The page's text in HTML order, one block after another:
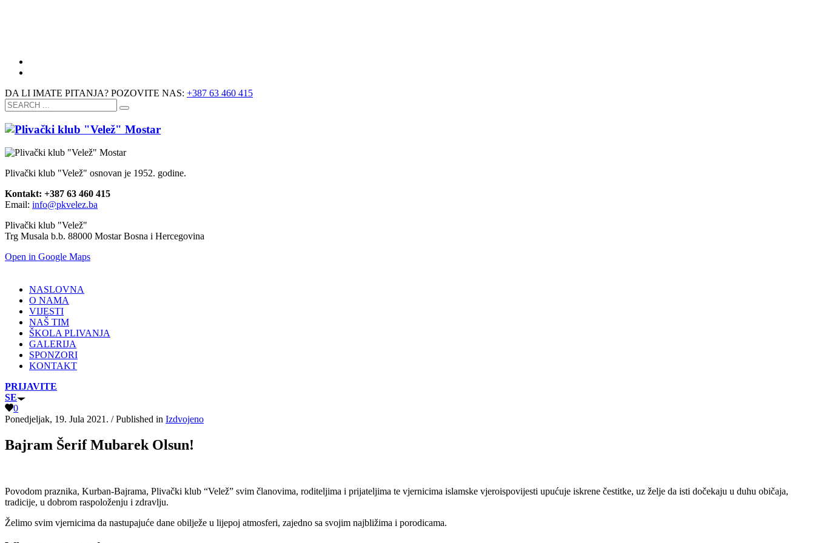
DA LI IMATE PITANJA? POZOVITE NAS: +387 63 460 415
Plivački klub "Velež" osnovan je 1952. godine.
Kontakt: +387 63 460 415
Email: info@pkvelez.ba
Plivački klub "Velež"
Trg Musala b.b. 88000 Mostar Bosna i Hercegovina
Open in Google Maps
NASLOVNA
O NAMA
VIJESTI
NAŠ TIM
ŠKOLA PLIVANJA
GALERIJA
SPONZORI
KONTAKT
PRIJAVITE
SE
0
Ponedjeljak, 19. Jula 2021. /Published in Izdvojeno
Bajram Šerif Mubarek Olsun!
Povodom praznika, Kurban-Bajrama, Plivački klub “Velež” svim članovima, roditeljima i prijateljima te vjernicima islamske vjeroispovijesti upućuje iskrene čestitke, uz želje da isti dočekaju u duhu običaja,
tradicije, u dobrom raspoloženju i zdravlju.
Želimo svim vjernicima da nastupajuće dane obilježe u lijepoj atmosferi, zajedno sa svojim najbližima i porodicama.